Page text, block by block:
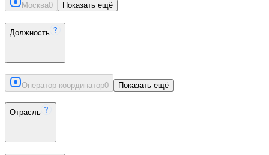
Москва0 Показать ещё
Должность
Оператор-координатор0 Показать ещё
Отрасль